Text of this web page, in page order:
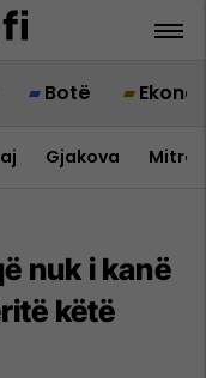
Botë
Gjakova
nuk i kanë
këtë